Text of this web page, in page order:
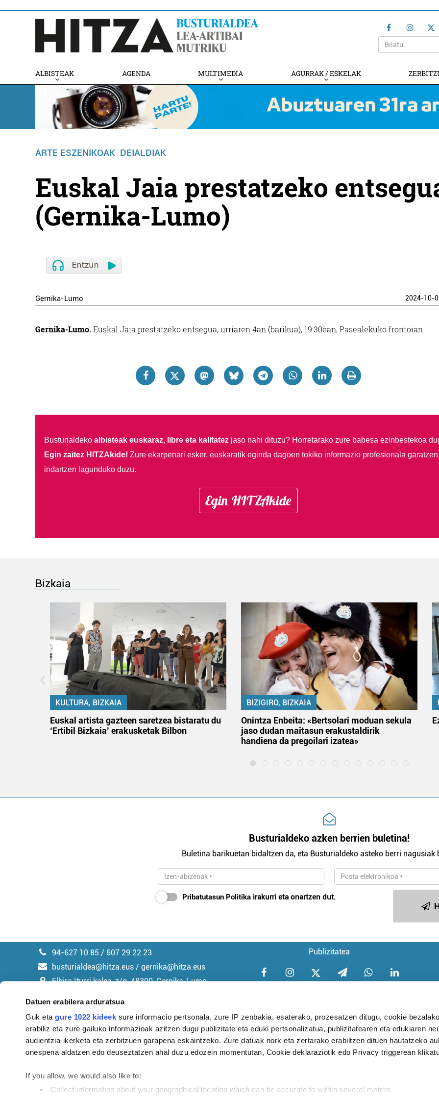
Datuen erabilera arduratsua
Guk etagure 1022 kideek sure informacio pertsonala, zure IP zenbakia, esaterako, prozesatzen ditugu, cookie
erabiliz eta zure gailuko informazioak azitzen dugu publizitate eta eduki pertsonalizatua, publizitatearen eta edukiaren
audientzia-ikerketa eta zerbitzuen garapena eskaintzeko. Zure datuak nork eta zertarako erabiltzen dituen hautatzeko
onespena aldatzen edo deuseztatzen ahal duzu edozein momentutan, Cookie deklaraziotik edo Privacy triggerean
If you allow, we would also like to:
Collect information about your geographical location which can be accurate to within several meters
ALBISTEAK AGENDA MULTIMEDIA AGURRAK / ESKELAK
ARTE ESZENIKOAK DEIALDIAK
Euskal Jaia prestatzeko
(Gernika-Lumo)
Gernika-Lumo 2024-10-
Gernika-Lumo.Euskal Jaia prestatzeko entsegua, urriaren 4an (barikua), 19:30ean, Pasealekuko frontoian.
Busturialdeko albisteak euskaraz, libre eta kalitatezjaso nahi dituzu? Horretarako zure babesa ezinbestekoa
Egin zaitez HITZAkide! Zure ekarpenari esker, euskaratik eginda dagoen tokiko informazio profesionala garatzen
indartzen lagunduko duzu.
Egin HITZAkide
Bizkaia
KULTURA, BIZKAIA
Euskal artista gazteen saretzea bistaratu du
‘Ertibil Bizkaia’ erakusketak Bilbon
BIZIGIRO, BIZKAIA
Onintza Enbeita: «Bertsolari moduan sekula
jaso dudan maitasun erakustaldirik
handiena da pregoilari izatea»
Busturialdeko azken berrien buletina!
Buletina barikuetan bidaltzen da, eta Busturialdeko asteko berri nagusiak
Pribatutasun Politika irakurri eta onartzen dut.
94-627 10 85 / 607 29 22 23
busturialdea@hitza.eus / gernika@hitza.eus
Elbira Iturri kalea, z/g. 48300, Gernika-Lumo
Publizitatea
Argitalpen politika Aniztasun politika Pribatutasun